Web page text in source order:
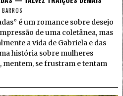
BARROS
é um romance sobre desejo
de uma coletânea, mas
a vida de Gabriela e das
história sobre mulheres
mentem, se frustram e tentam